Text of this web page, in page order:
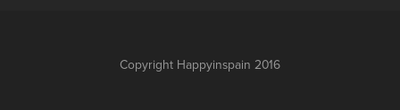
Copyright Happyinspain 2016